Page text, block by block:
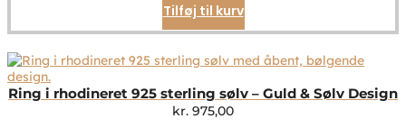
Tilføj til kurv
Ring i rhodineret 925 sterling sølv – Guld & Sølv Design
kr. 975,00